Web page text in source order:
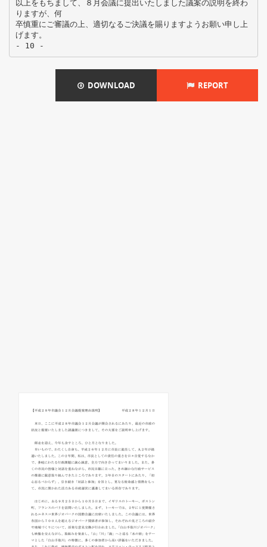
以上をもちまして、８月会議に提出いたしました議案の説明を終わ
りますが、何
卒慎重にご審議の上、適切なるご決議を賜りますようお願い申し上
げます。
DOWNLOAD REPORT